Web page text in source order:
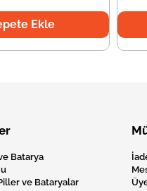
Ekle
Batarya
ve Bataryalar